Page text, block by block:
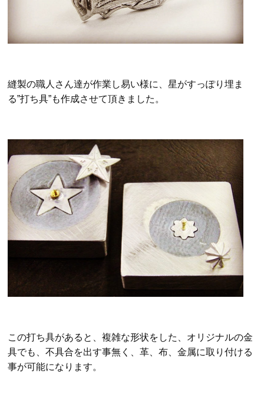
縫製の職人さん達が作業し易い様に、星がすっぽり埋ま
る”打ち具”も作成させて頂きました。
この打ち具があると、複雑な形状をした、オリジナルの金
具でも、不具合を出す事無く、革、布、金属に取り付ける
事が可能になります。